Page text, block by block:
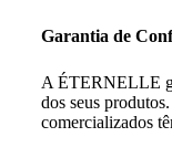
Garantia de
A ÉTERNELLE
dos seus
comercializados